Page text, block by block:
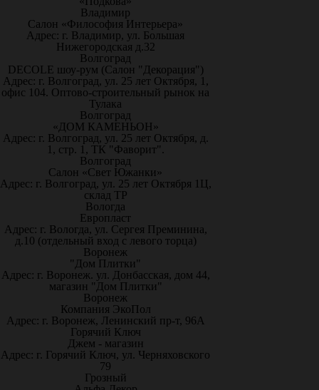
Владимир
Салон «Философия Интерьера»
Адрес: г. Владимир, ул. Большая
Нижегородская д.32
Волгоград
DECOLE шоу-рум (Салон "Декорация")
Адрес: г. Волгоград, ул. 25 лет Октября, 1,
офис 104. Оптово-строительный рынок на
Тулака
Волгоград
«ДОМ КАМЕНЬОН»
Адрес: г. Волгоград, ул. 25 лет Октября, д.
1, стр. 1, ТК "Фаворит".
Волгоград
Салон «Свет Южанки»
Адрес: г. Волгоград, ул. 25 лет Октября 1Ц,
склад ТР
Вологда
Европласт
Адрес: г. Вологда, ул. Сергея Преминина,
д.10 (отдельный вход с левого торца)
Воронеж
"Дом Плитки"
Адрес: г. Воронеж. ул. Донбасская, дом 44,
магазин "Дом Плитки"
Воронеж
Компания ЭкоПол
Адрес: г. Воронеж, Ленинский пр-т, 96А
Горячий Ключ
Джем - магазин
Адрес: г. Горячий Ключ, ул. Черняховского
79
Грозный